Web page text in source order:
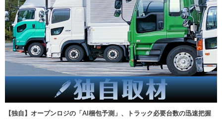
【独自】オープンロジの「AI梱包予測」、トラック必要台数の迅速把握